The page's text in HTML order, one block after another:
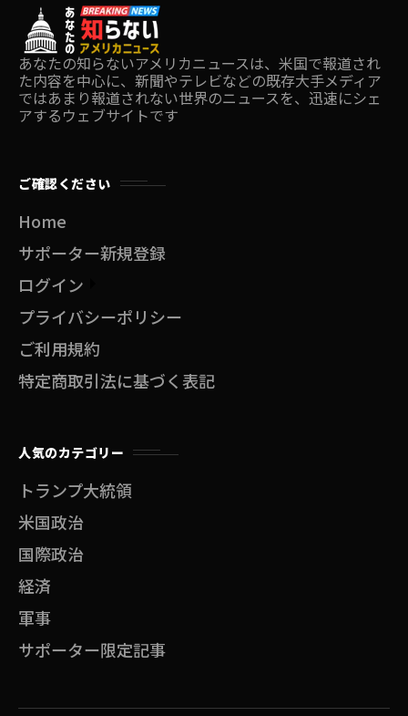
あなたの知らないアメリカニュースは、米国で報道され
た内容を中心に、新聞やテレビなどの既存大手メディア
ではあまり報道されない世界のニュースを、迅速にシェ
アするウェブサイトです
ご確認ください
Home
サポーター新規登録
ログイン
プライバシーポリシー
ご利用規約
特定商取引法に基づく表記
人気のカテゴリー
トランプ大統領
米国政治
国際政治
経済
軍事
サポーター限定記事